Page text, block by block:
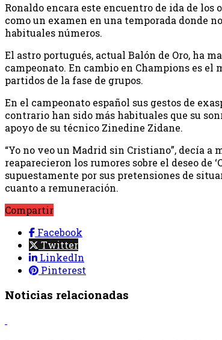
Ronaldo encara este encuentro de ida de los
como un examen en una temporada donde
habituales números.
El astro portugués, actual Balón de Oro, ha
campeonato. En cambio en Champions es
partidos de la fase de grupos.
En el campeonato español sus gestos de
contrario han sido más habituales que su
apoyo de su técnico Zinedine Zidane.
“Yo no veo un Madrid sin Cristiano”, decía a
reaparecieron los rumores sobre el deseo de
supuestamente por sus pretensiones de
cuanto a remuneración.
Compartir
Facebook
Twitter
LinkedIn
Pinterest
Noticias relacionadas